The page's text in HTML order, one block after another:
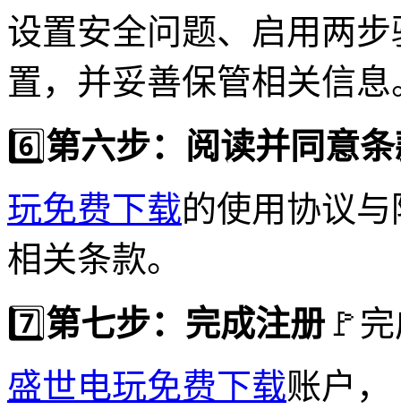
设置安全问题、启用两
置，并妥善保管相关信息
6️⃣第六步：阅读并同意
玩免费下载的使用协议
相关条款。
7️⃣第七步：完成注册 🚩
盛世电玩免费下载账户